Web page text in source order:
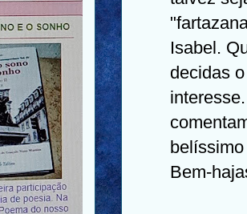
Isabel.
decidas
Bem-